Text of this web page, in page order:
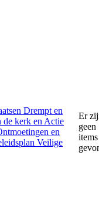
Drempt en
de kerk en Actie
en
Veilige
Er
geen
items